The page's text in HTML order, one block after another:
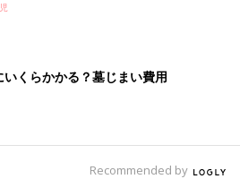
いくらかかる？墓じまい費用
Recommended by